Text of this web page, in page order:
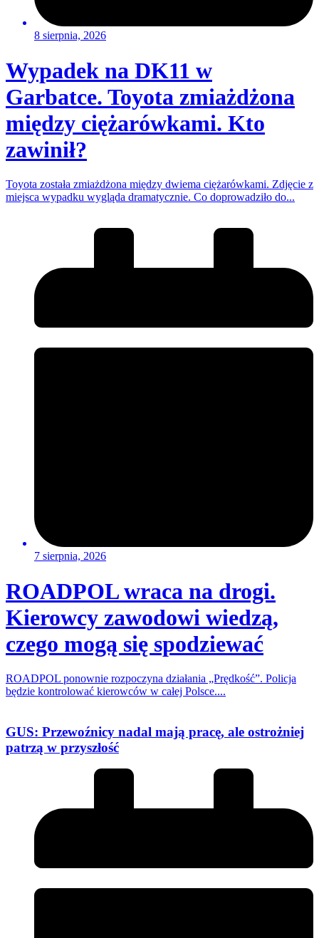
8 sierpnia, 2026
Wypadek na DK11 w
Garbatce. Toyota zmiażdżona
między ciężarówkami. Kto
zawinił?
Toyota została zmiażdżona między dwiema ciężarówkami. Zdjęcie z
miejsca wypadku wygląda dramatycznie. Co doprowadziło do...
7 sierpnia, 2026
ROADPOL wraca na drogi.
Kierowcy zawodowi wiedzą,
czego mogą się spodziewać
ROADPOL ponownie rozpoczyna działania „Prędkość”. Policja
będzie kontrolować kierowców w całej Polsce....
GUS: Przewoźnicy nadal mają pracę, ale ostrożniej
patrzą w przyszłość